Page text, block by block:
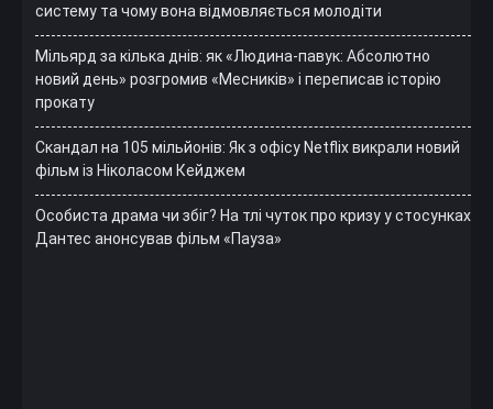
систему та чому вона відмовляється молодіти
Мільярд за кілька днів: як «Людина-павук: Абсолютно
новий день» розгромив «Месників» і переписав історію
прокату
Скандал на 105 мільйонів: Як з офісу Netflix викрали новий
фільм із Ніколасом Кейджем
Особиста драма чи збіг? На тлі чуток про кризу у стосунках
Дантес анонсував фільм «Пауза»